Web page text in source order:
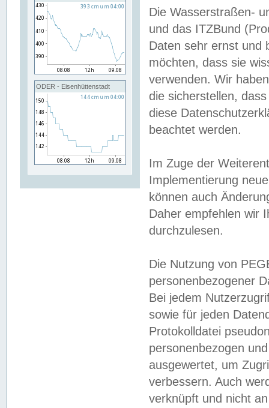
ODER - Eisenhüttenstadt
Die Wasserstraßen-
und das ITZBund
Daten sehr ernst und
möchten, dass sie
verwenden. Wir
die sicherstellen,
diese
beachtet werden.
Im Zuge der
Implementierung
können auch
Daher empfehlen wir
durchzulesen.
Die Nutzung von
personenbezogener
Bei jedem
sowie für jeden
Protokolldatei
personenbezogen
ausgewertet, um
verbessern. Auch
verknüpft und nicht